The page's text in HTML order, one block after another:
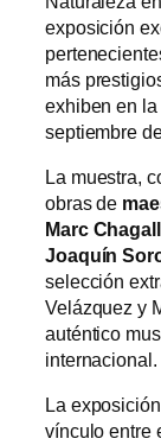
exposición
más
exhiben en
septiembre
La muestra,
obras de
Marc
Joaquín
selección
Velázquez y
auténtico
internacional.
La
vínculo entre